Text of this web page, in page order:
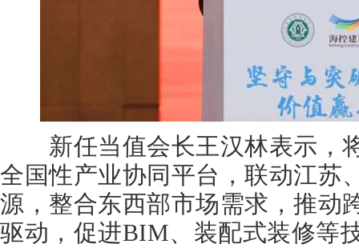
新任当值会长王汉林表示，
全国性产业协同平台，联动江苏
源，整合东西部市场需求，推动
驱动，促进BIM、装配式装修等